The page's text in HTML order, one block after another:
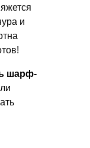
и
шарф-